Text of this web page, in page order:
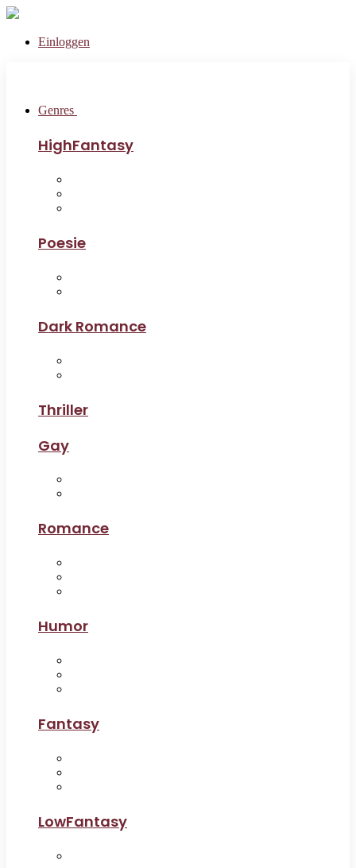
Einloggen
Genres
HighFantasy
Poesie
Dark Romance
Thriller
Gay
Romance
Humor
Fantasy
LowFantasy